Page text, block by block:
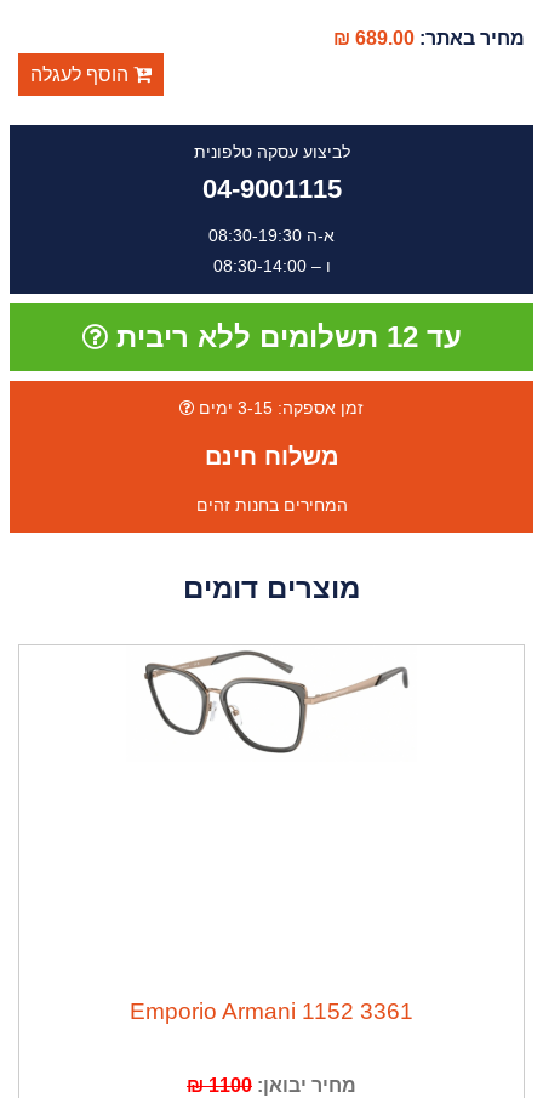
מחיר באתר:689.00 ₪
הוסף לעגלה
לביצוע עסקה טלפונית
04-9001115
א-ה 08:30-19:30
ו – 08:30-14:00
עד 12 תשלומים ללא ריבית
זמן אספקה: 3-15 ימים
משלוח חינם
המחירים בחנות זהים
מוצרים דומים
Emporio Armani 1152 3361
מחיר יבואן:1100 ₪